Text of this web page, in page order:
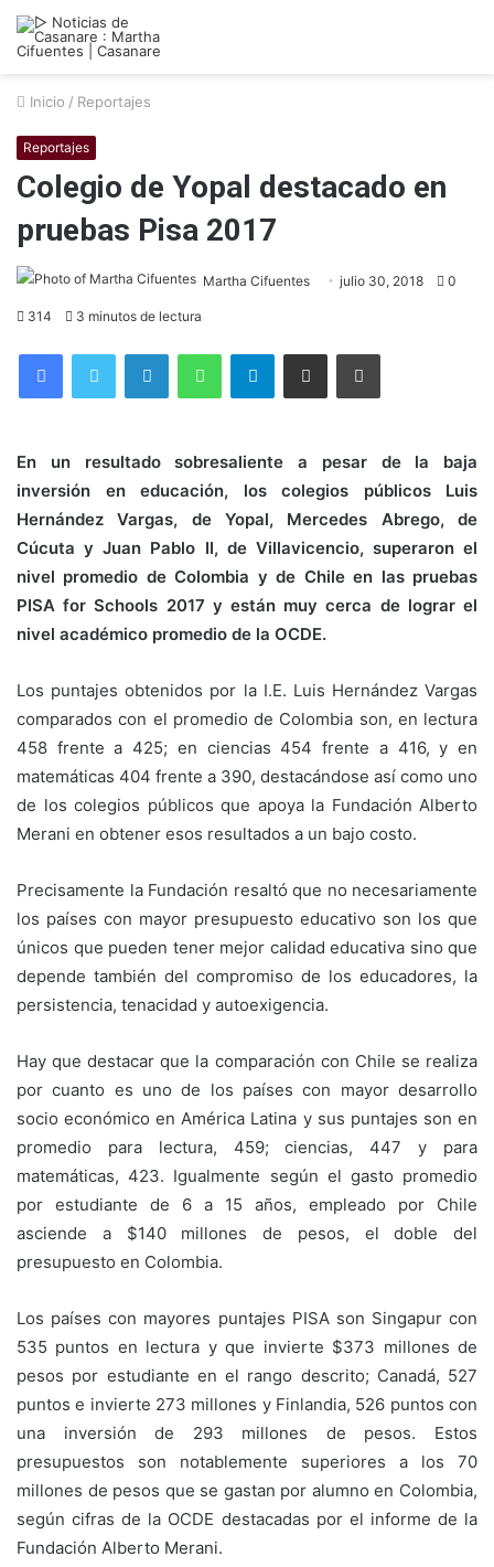
Inicio / Reportajes
Reportajes
Colegio de Yopal destacado en
pruebas Pisa 2017
Martha Cifuentes julio 30, 2018 0
314 3 minutos de lectura
FacebookTwitter LinkedInWhatsAppTelegramCompartir por correo electrónicoImprimir
En un resultado sobresaliente a pesar de la baja
inversión en educación, los colegios públicos Luis
Hernández Vargas, de Yopal, Mercedes Abrego, de
Cúcuta y Juan Pablo II, de Villavicencio, superaron el
nivel promedio de Colombia y de Chile en las pruebas
PISA for Schools 2017 y están muy cerca de lograr el
nivel académico promedio de la OCDE.
Los puntajes obtenidos por la I.E. Luis Hernández Vargas
comparados con el promedio de Colombia son, en lectura
458 frente a 425; en ciencias 454 frente a 416, y en
matemáticas 404 frente a 390, destacándose así como uno
de los colegios públicos que apoya la Fundación Alberto
Merani en obtener esos resultados a un bajo costo.
Precisamente la Fundación resaltó que no necesariamente
los países con mayor presupuesto educativo son los que
únicos que pueden tener mejor calidad educativa sino que
depende también del compromiso de los educadores, la
persistencia, tenacidad y autoexigencia.
Hay que destacar que la comparación con Chile se realiza
por cuanto es uno de los países con mayor desarrollo
socio económico en América Latina y sus puntajes son en
promedio para lectura, 459; ciencias, 447 y para
matemáticas, 423. Igualmente según el gasto promedio
por estudiante de 6 a 15 años, empleado por Chile
asciende a $140 millones de pesos, el doble del
presupuesto en Colombia.
Los países con mayores puntajes PISA son Singapur con
535 puntos en lectura y que invierte $373 millones de
pesos por estudiante en el rango descrito; Canadá, 527
puntos e invierte 273 millones y Finlandia, 526 puntos con
una inversión de 293 millones de pesos. Estos
presupuestos son notablemente superiores a los 70
millones de pesos que se gastan por alumno en Colombia,
según cifras de la OCDE destacadas por el informe de la
Fundación Alberto Merani.